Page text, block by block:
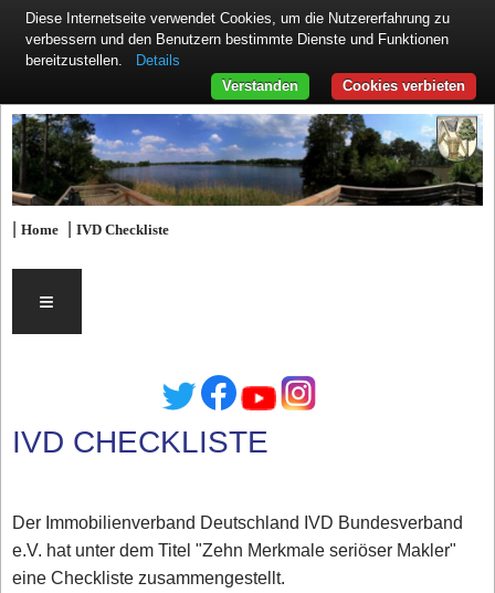
|Home |IVD Checkliste
≡
IVD CHECKLISTE
Der Immobilienverband Deutschland IVD Bundesverband
e.V. hat unter dem Titel "Zehn Merkmale seriöser Makler"
eine Checkliste zusammengestellt.
Diese Internetseite verwendet Cookies, um die Nutzererfahrung zu
verbessern und den Benutzern bestimmte Dienste und Funktionen
bereitzustellen.
Details
Cookies verbieten
Verstanden